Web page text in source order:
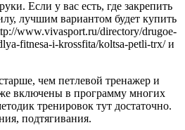
Если у вас есть, где закрепить
лучшим вариантом будет купить
www.vivasport.ru/directory/drugoe-
fitnesa-i-krossfita/koltsa-petli-trx/ и
чем петлевой тренажер и
включены в программу многих
тренировок тут достаточно.
подтягивания.